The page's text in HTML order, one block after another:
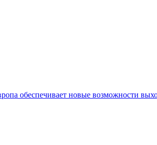
обеспечивает новые возможности